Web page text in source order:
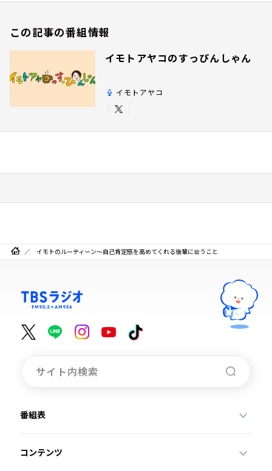
この記事の番組情報
イモトアヤコのすっぴんしゃん
イモトアヤコ
イモトのルーティーン～自己肯定感を高めてくれる後輩に会うこと
番組表
コンテンツ